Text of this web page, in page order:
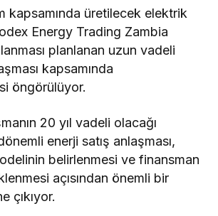
kapsamında üretilecek elektrik
Energy Trading Zambia
planlanan uzun vadeli
kapsamında
öngörülüyor.
20 yıl vadeli olacağı
enerji satış anlaşması,
belirlenmesi ve finansman
açısından önemli bir
çıkıyor.